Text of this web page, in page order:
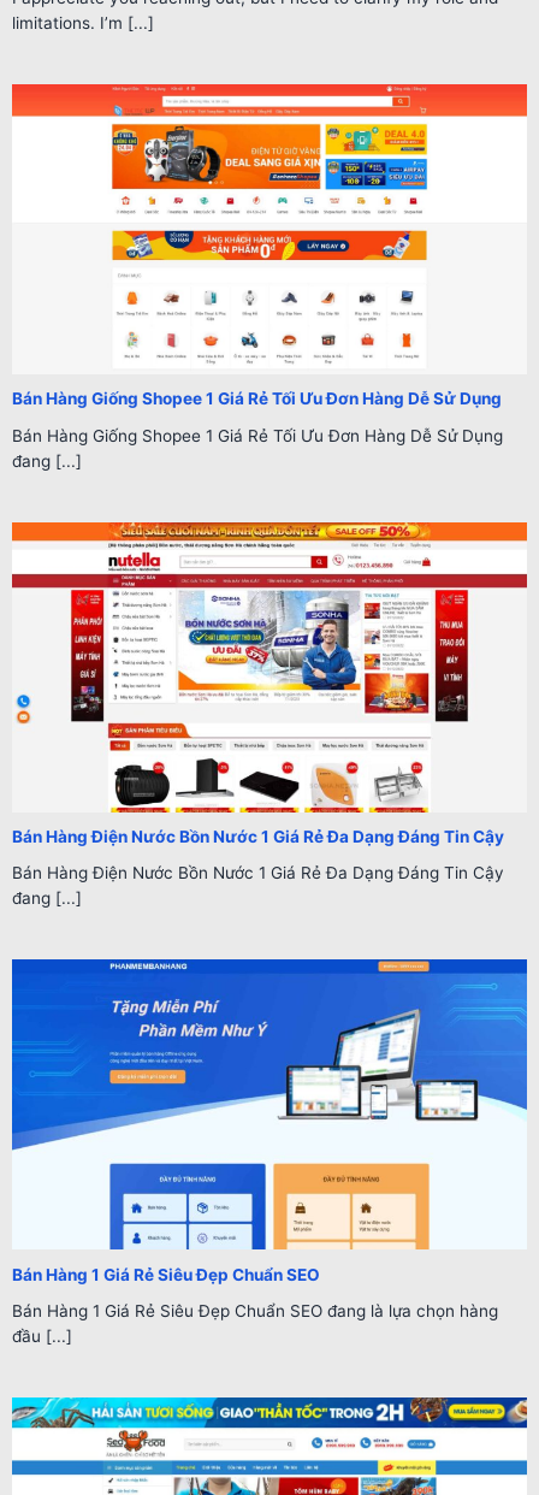
limitations. I’m [...]
Bán Hàng Giống Shopee 1 Giá Rẻ Tối Ưu Đơn Hàng Dễ Sử Dụng
Bán Hàng Giống Shopee 1 Giá Rẻ Tối Ưu Đơn Hàng Dễ Sử Dụng
đang [...]
Bán Hàng Điện Nước Bồn Nước 1 Giá Rẻ Đa Dạng Đáng Tin Cậy
Bán Hàng Điện Nước Bồn Nước 1 Giá Rẻ Đa Dạng Đáng Tin Cậy
đang [...]
Bán Hàng 1 Giá Rẻ Siêu Đẹp Chuẩn SEO
Bán Hàng 1 Giá Rẻ Siêu Đẹp Chuẩn SEO đang là lựa chọn hàng
đầu [...]